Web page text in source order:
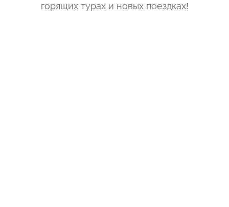
горящих турах и новых поездках!